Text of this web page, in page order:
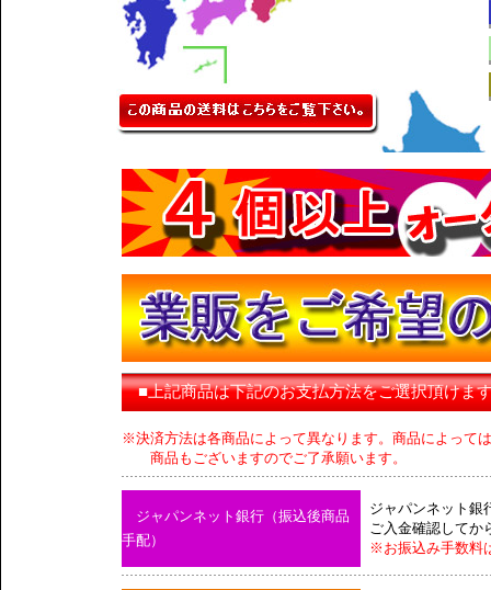
■上記商品は下記のお支払方法をご選択頂けま
※決済方法は各商品によって異なります。商品によって
商品もございますのでご了承願います。
ジャパンネット銀行（振込後商品
手配）
ジャパンネット銀
ご入金確認してか
※お振込み手数料